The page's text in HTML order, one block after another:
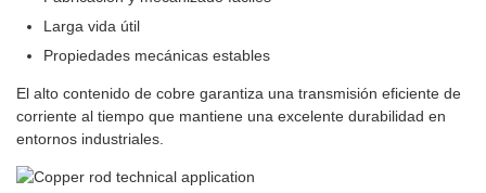
Larga vida útil
Propiedades mecánicas estables
El alto contenido de cobre garantiza una transmisión eficiente de
corriente al tiempo que mantiene una excelente durabilidad en
entornos industriales.